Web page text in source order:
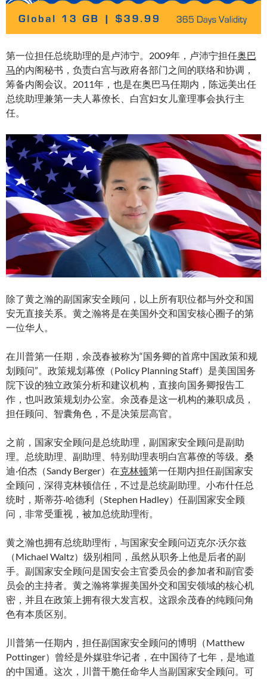
第一位担任总统助理的是卢沛宁。2009年，卢沛宁担任奥巴
马的内阁秘书，负责白宫与政府各部门之间的联络和协调，
筹备内阁会议。2011年，也是在奥巴马任期内，陈远美出任
总统助理兼第一夫人幕僚长、白宫妇女儿童理事会执行主
任。
除了黄之瀚的副国家安全顾问，以上所有职位都与外交和国
安无直接关系。黄之瀚将是在美国外交和国安核心圈子的第
一位华人。
在川普第一任期，余茂春被称为“国务卿的首席中国政策和规
划顾问”。政策规划幕僚（Policy Planning Staff）是美国国务
院下设的独立政策分析和建议机构，直接向国务卿报告工
作，也叫政策规划办公室。余茂春是这一机构的兼职成员，
担任顾问、智囊角色，不是决策层高官。
之前，国家安全顾问是总统助理，副国家安全顾问是副助
理。总统助理、副助理、特别助理表明白宫幕僚的等级。桑
迪·伯杰（Sandy Berger）在克林顿第一任期内担任副国家安
全顾问，深得克林顿信任，不过是总统副助理。小布什任总
统时，斯蒂芬·哈德利（Stephen Hadley）任副国家安全顾
问，非常受重视，被加总统助理衔。
黄之瀚也拥有总统助理衔，与国家安全顾问迈克尔·沃尔兹
（Michael Waltz）级别相同，虽然从职务上他是后者的副
手。副国家安全顾问是国安会主官委员会的参加者和副官委
员会的主持者。黄之瀚将掌握美国外交和国安领域的核心机
密，并且在政策上拥有很大发言权。这跟余茂春的纯顾问角
色有本质区别。
川普第一任期内，担任副国家安全顾问的博明（Matthew
Pottinger）曾经是外媒驻华记者，在中国待了七年，是地道
的中国通。这次，川普干脆任命华人当副国家安全顾问。可